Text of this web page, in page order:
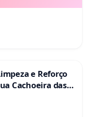
e Reforço
Cachoeira das